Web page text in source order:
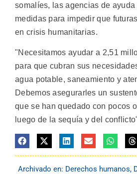
somalíes, las agencias de
medidas para impedir que
en crisis humanitarias.
"Necesitamos ayudar a 2,51
para que cubran sus
agua potable, saneamiento y
Debemos asegurarles un
que se han quedado con pocos
luego de la sequía y del
Archivado en: Derechos humanos,